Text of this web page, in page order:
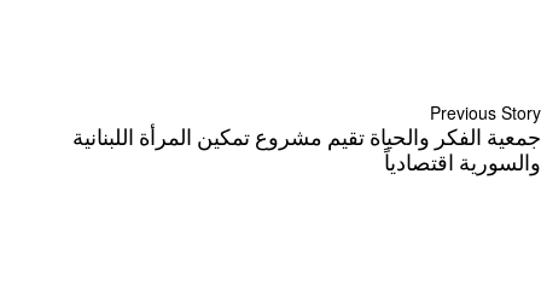
Previous Story
جمعية الفكر والحياة تقيم مشروع تمكين المرأة اللبنانية
والسورية اقتصادياً